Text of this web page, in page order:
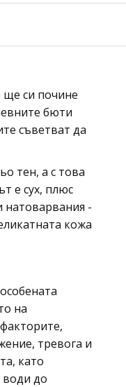
ще си почине
бюти
съветват да
тен, а с това
е сух, плюс
натоварвания -
кожа
на
тревога и
като
води до